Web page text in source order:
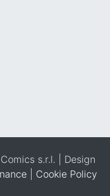
s.r.l. | Design
Cookie Policy